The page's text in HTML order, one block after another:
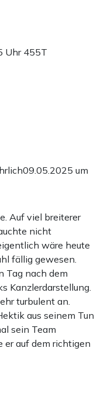
Uhr 455T
09.05.2025 um
Auf viel breiterer
nicht
wäre heute
fällig gewesen.
Tag nach dem
Kanzlerdarstellung.
turbulent an.
aus seinem Tun
sein Team
er auf dem richtigen